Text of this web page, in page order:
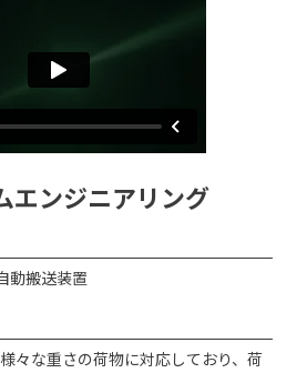
エンジニアリング
動搬送装置
々な重さの荷物に対応しており、荷